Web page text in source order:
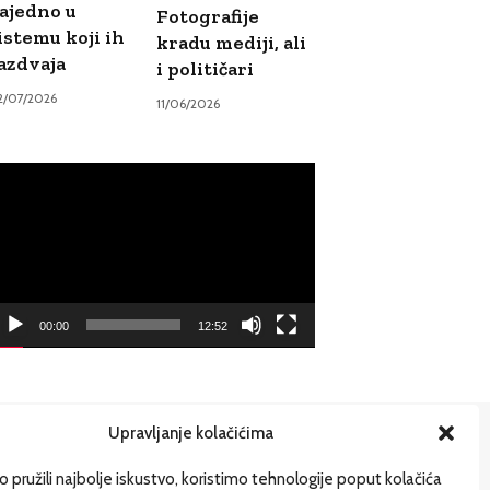
Upravljanje kolačićima
pružili najbolje iskustvo, koristimo tehnologije poput kolačića
u
koji ih
07/2026
Fotografije
kradu mediji, ali
i političari
11/06/2026
00:00 12:52